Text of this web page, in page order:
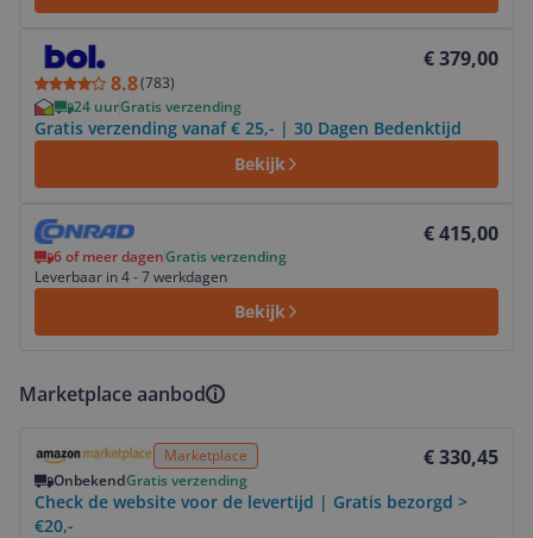
8.8(783)
€ 379,00
24 uurGratis verzending
Gratis verzending vanaf € 25,- | 30 Dagen Bedenktijd
Bekijk
Bekijk product
€ 415,00
6 of meer dagenGratis verzending
Leverbaar in 4 - 7 werkdagen
Bekijk
Bekijk product
Marketplace aanbod
Marketplace € 330,45
OnbekendGratis verzending
Check de website voor de levertijd | Gratis bezorgd >
€20,-